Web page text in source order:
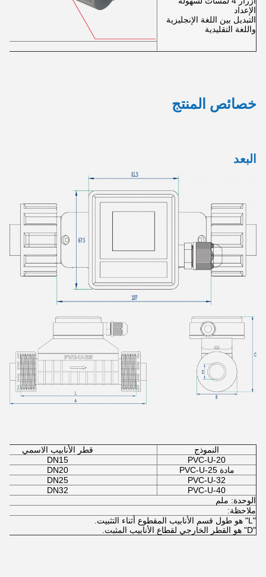
الإعداد
التبديل بين اللغة الإنجليزية
واللغة التقليدية
خصائص المنتج
البعد
النموذج
قطر الأنابيب الاسمي
PVC-U-20
DN15
مادة PVC-U-25
DN20
PVC-U-32
DN25
PVC-U-40
DN32
الوحدة: ملم
ملاحظة:
"L" هو طول قسم الأنابيب المقطوع أثناء التثبيت.
"D" هو القطر الخارجي لقطاع الأنابيب المثبت.